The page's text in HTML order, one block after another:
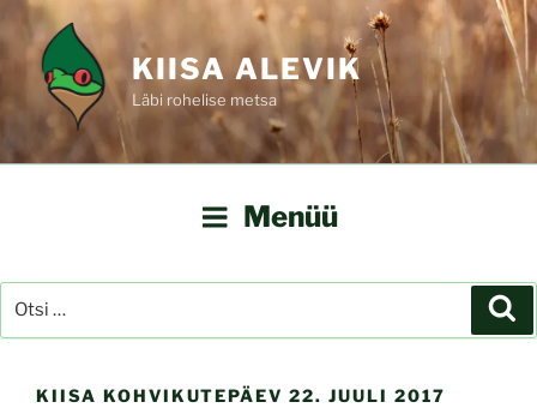
Liigu
sisu
juurde
KIISA ALEVIK
Läbi rohelise metsa
Menüü
Otsi:
KIISA KOHVIKUTEPÄEV 22. JUULI 2017